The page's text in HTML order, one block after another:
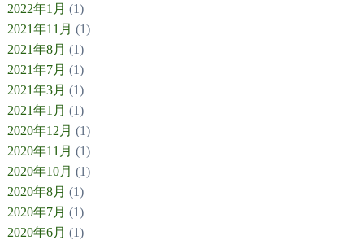
2022年1月 (1)
2021年11月 (1)
2021年8月 (1)
2021年7月 (1)
2021年3月 (1)
2021年1月 (1)
2020年12月 (1)
2020年11月 (1)
2020年10月 (1)
2020年8月 (1)
2020年7月 (1)
2020年6月 (1)